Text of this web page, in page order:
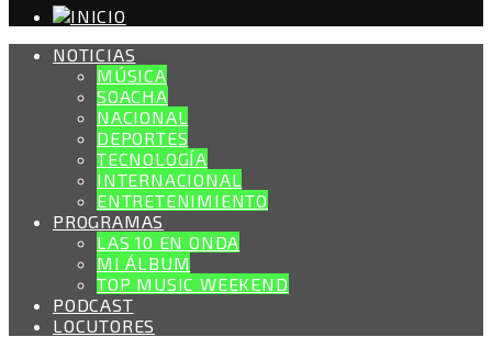
NOTICIAS
MÚSICA
SOACHA
NACIONAL
DEPORTES
TECNOLOGÍA
INTERNACIONAL
ENTRETENIMIENTO
PROGRAMAS
LAS 10 EN ONDA
MI ÁLBUM
TOP MUSIC WEEKEND
PODCAST
LOCUTORES